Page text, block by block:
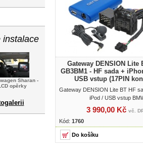
instalace
Sharan -
opěrky
Gateway DENSION Lite
GB3BM1 - HF sada +
USB vstup (17PIN
Gateway DENSION Lite BT HF
iPod / USB vstup
3 990,00 Kč vč.
Kód: 1760